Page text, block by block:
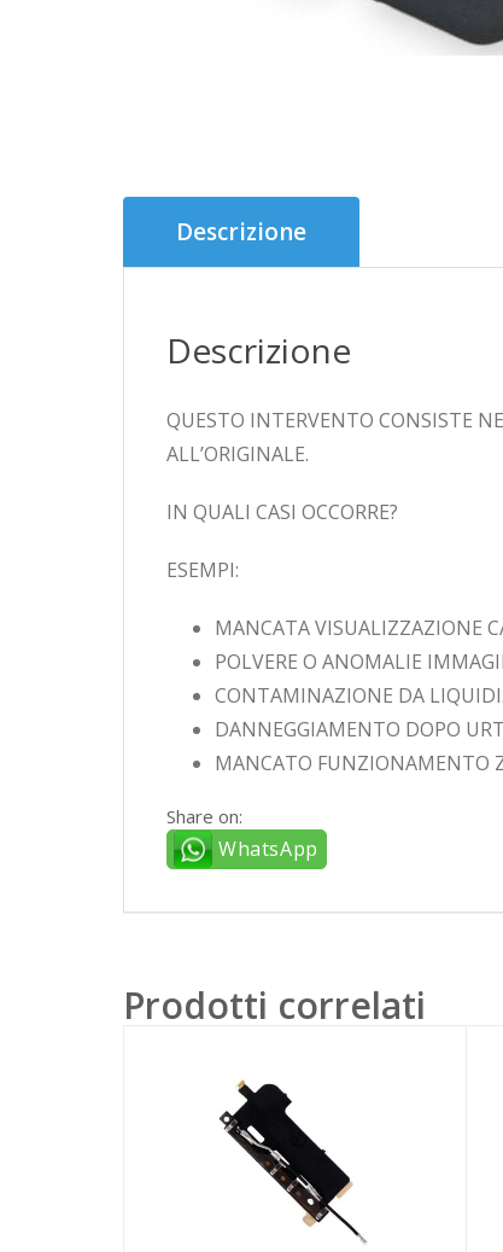
Descrizione
Descrizione
QUESTO INTERVENTO CONSISTE
ALL’ORIGINALE.
IN QUALI CASI OCCORRE?
ESEMPI:
MANCATA VISUALIZZAZIONE
POLVERE O ANOMALIE
CONTAMINAZIONE DA LIQUIDI.
DANNEGGIAMENTO DOPO
MANCATO FUNZIONAMENTO
Share on:
WhatsApp
Prodotti correlati